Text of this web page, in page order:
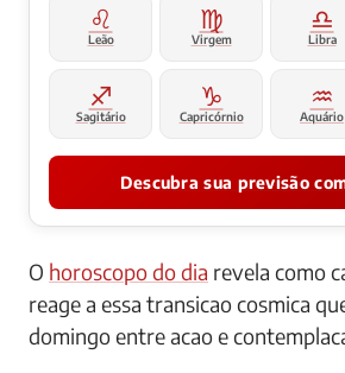
♌
Leão
♍
Virgem
♎
Libra
♐
Sagitário
♑
Capricórnio
♒
Aquário
Descubra sua previsão
O horoscopo do dia revela como
reage a essa transicao cosmica
domingo entre acao e